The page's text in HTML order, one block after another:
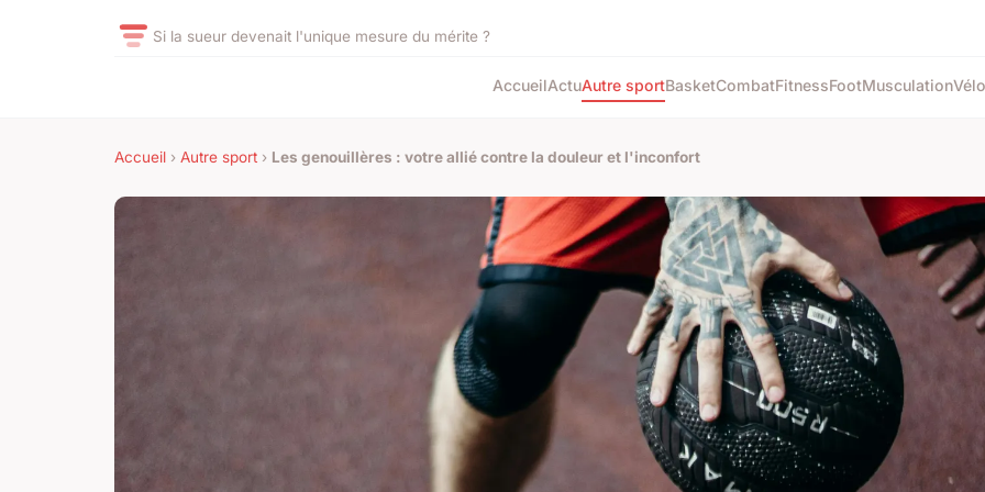
Si la sueur devenait l'unique mesure du mérite ?
AccueilActuAutre sportBasketCombatFitnessFootMusculationVélo
Accueil › Autre sport › Les genouillères : votre allié contre la douleur et l'inconfort